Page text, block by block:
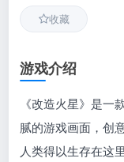
收藏
游戏介绍
《改造火星》是一
腻的游戏画面，创
人类得以生存在这